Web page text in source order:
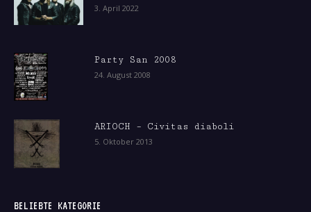
3. April 2022
Party San 2008
24. August 2008
ARIOCH – Civitas diaboli
5. Oktober 2013
BELIEBTE KATEGORIE